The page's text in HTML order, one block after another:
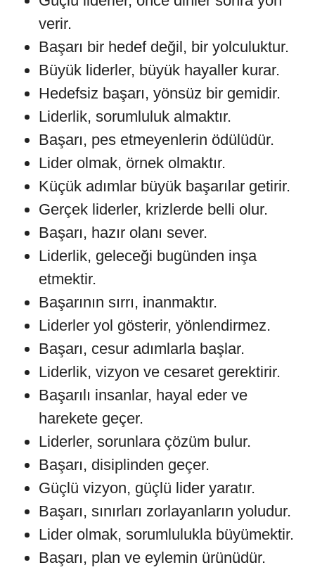
verir.
Başarı bir hedef değil, bir yolculuktur.
Büyük liderler, büyük hayaller kurar.
Hedefsiz başarı, yönsüz bir gemidir.
Liderlik, sorumluluk almaktır.
Başarı, pes etmeyenlerin ödülüdür.
Lider olmak, örnek olmaktır.
Küçük adımlar büyük başarılar getirir.
Gerçek liderler, krizlerde belli olur.
Başarı, hazır olanı sever.
Liderlik, geleceği bugünden inşa
etmektir.
Başarının sırrı, inanmaktır.
Liderler yol gösterir, yönlendirmez.
Başarı, cesur adımlarla başlar.
Liderlik, vizyon ve cesaret gerektirir.
Başarılı insanlar, hayal eder ve
harekete geçer.
Liderler, sorunlara çözüm bulur.
Başarı, disiplinden geçer.
Güçlü vizyon, güçlü lider yaratır.
Başarı, sınırları zorlayanların yoludur.
Lider olmak, sorumlulukla büyümektir.
Başarı, plan ve eylemin ürünüdür.